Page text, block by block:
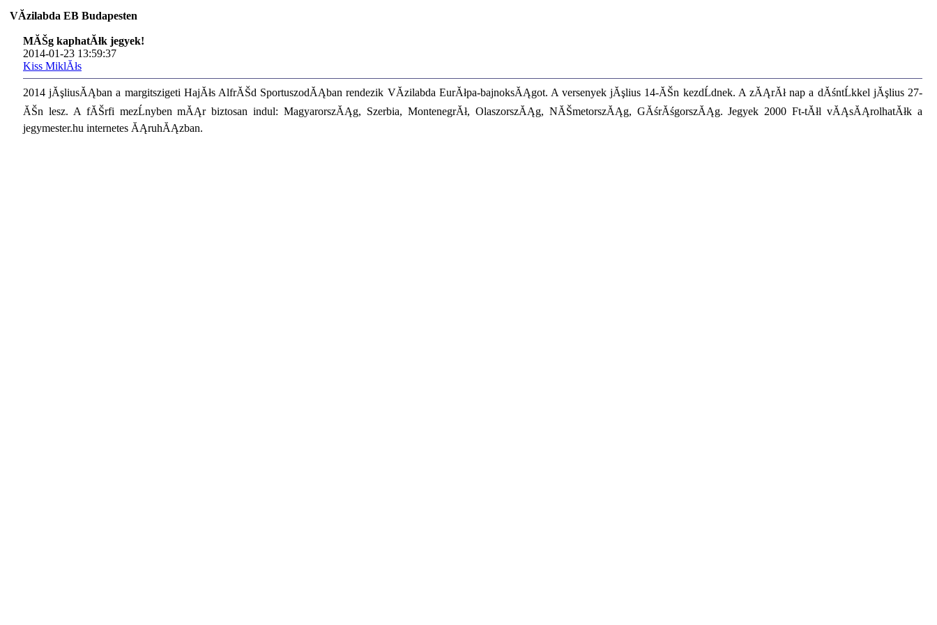
VĂ­zilabda EB Budapesten
MĂŠg kaphatĂłk jegyek!
2014-01-23 13:59:37
Kiss MiklĂłs
2014 jĂşliusĂĄban a margitszigeti HajĂłs AlfrĂŠd SportuszodĂĄban rendezik VĂ­zilabda EurĂłpa-bajnoksĂĄgot. A versenyek jĂşlius 14-ĂŠn kezdĹdnek. A zĂĄrĂł nap a dĂśntĹkkel jĂşlius 27-
ĂŠn lesz. A fĂŠrfi mezĹnyben mĂĄr biztosan indul: MagyarorszĂĄg, Szerbia, MontenegrĂł, OlaszorszĂĄg, NĂŠmetorszĂĄg, GĂśrĂśgorszĂĄg. Jegyek 2000 Ft-tĂłl vĂĄsĂĄrolhatĂłk a
jegymester.hu internetes ĂĄruhĂĄzban.